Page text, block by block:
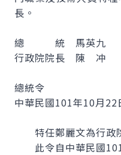
長。
總 統 馬英九
行政院院長 陳 冲
總統令
中華民國101年10月22
特任鄭麗文為行政
此令自中華民國101